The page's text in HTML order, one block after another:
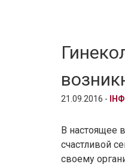
21.09.2016 -
В настоящее
счастливой
своему